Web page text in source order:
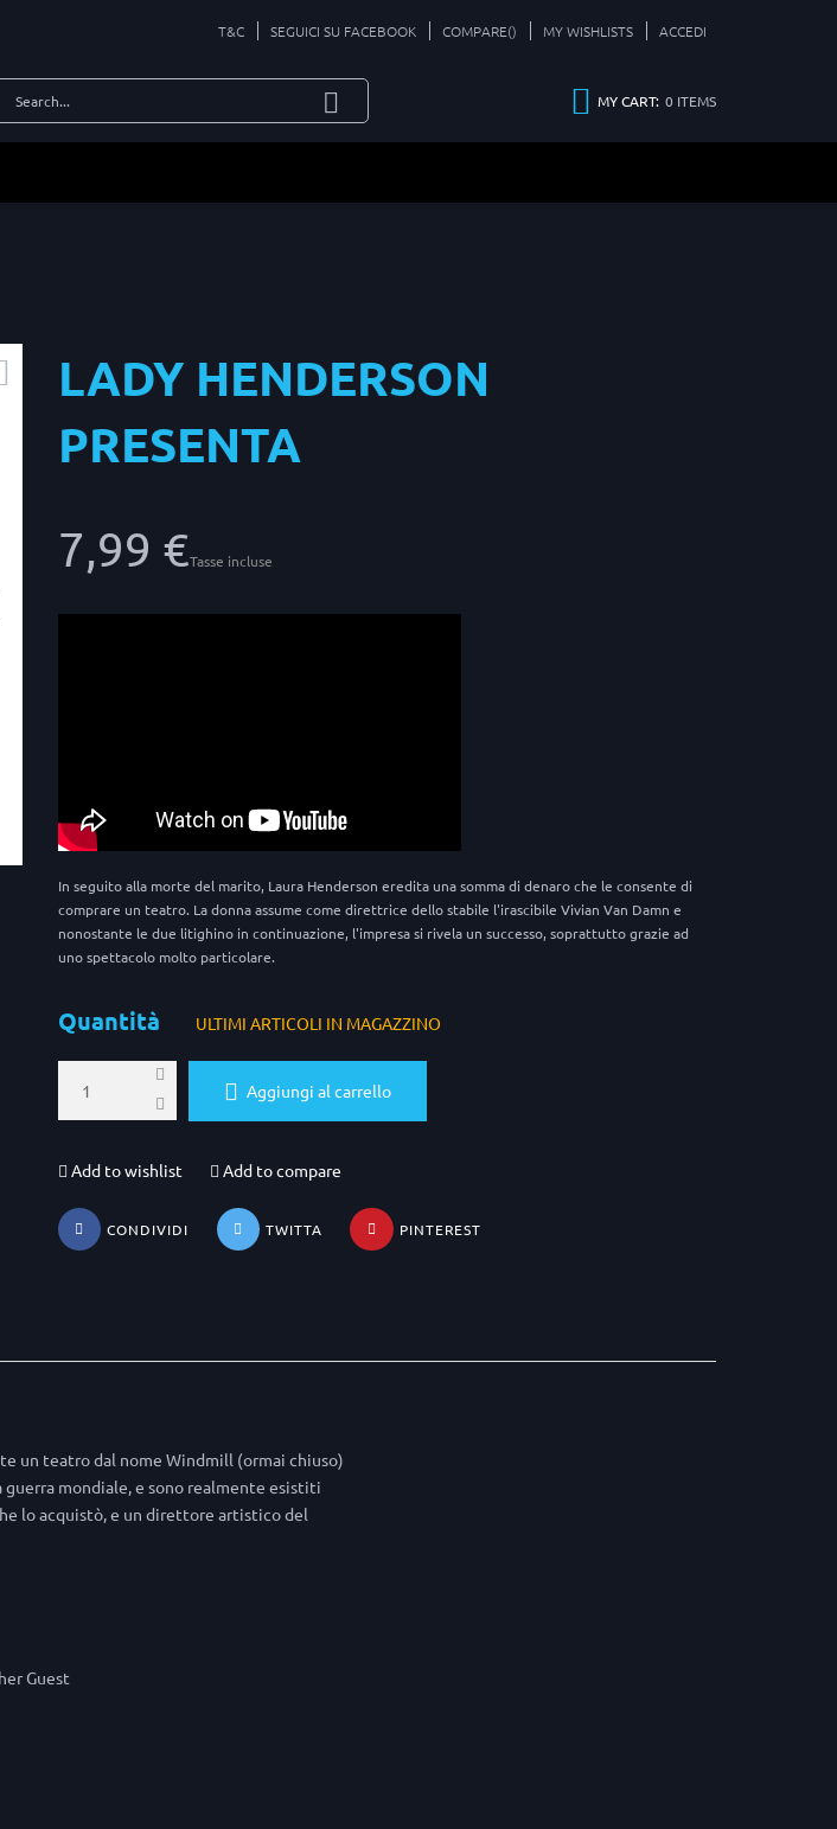
T&C SEGUICI SU FACEBOOK COMPARE() MY WISHLISTS ACCEDI
MY CART: 0 ITEMS
LADY HENDERSON
PRESENTA
7,99 €Tasse incluse
In seguito alla morte del marito, Laura Henderson eredita una somma di denaro che le consente di
comprare un teatro. La donna assume come direttrice dello stabile l'irascibile Vivian Van Damn e
nonostante le due litighino in continuazione, l'impresa si rivela un successo, soprattutto grazie ad
uno spettacolo molto particolare.
Quantità ULTIMI ARTICOLI IN MAGAZZINO
Aggiungi al carrello
Add to wishlist Add to compare
CONDIVIDI TWITTA PINTEREST
un teatro dal nome Windmill (ormai chiuso)
mondiale, e sono realmente esistiti
lo acquistò, e un direttore artistico del
Guest